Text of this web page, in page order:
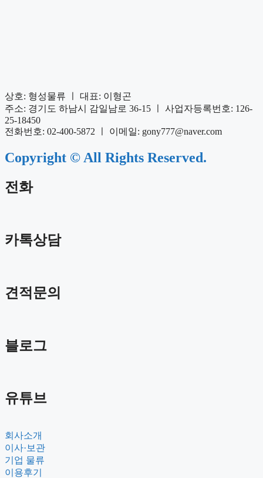
상호: 형성물류 ㅣ 대표: 이형곤
주소: 경기도 하남시 감일남로 36-15 ㅣ 사업자등록번호: 126-
25-18450
전화번호: 02-400-5872 ㅣ 이메일: gony777@naver.com
Copyright © All Rights Reserved.
전화
카톡상담
견적문의
블로그
유튜브
회사소개
이사·보관
기업 물류
이용후기